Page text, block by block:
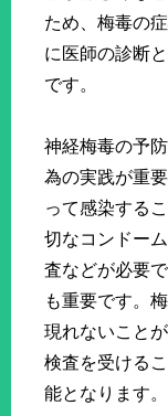
ため、梅毒の
に医師の診断
です。
神経梅毒の予
為の実践が重
って感染する
切なコンドー
査などが必要
も重要です。
現れないこと
検査を受ける
能となります。